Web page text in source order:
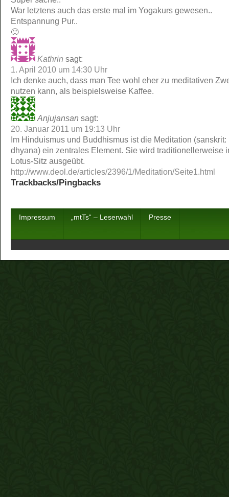
War letztens auch das erste mal im Yogakurs gewesen..
Entspannung Pur..
🙂
Kathrin sagt:
1. April 2010 um 14:30 Uhr
Ich denke auch, dass man Tee wohl eher zu meditativen
nutzen kann, als beispielsweise Kaffee.
Anjujansan sagt:
20. Januar 2011 um 19:13 Uhr
Im Hinduismus und Buddhismus ist die Meditation (sanskrit:
dhyana) ein zentrales Element. Sie wird traditionellerweise
Lotus-Sitz ausgeübt.
http://www.deol.de/articles/2396/1/Meditation/Seite1.html
Trackbacks/Pingbacks
Impressum „mtTs“ – Leserwahl Presse